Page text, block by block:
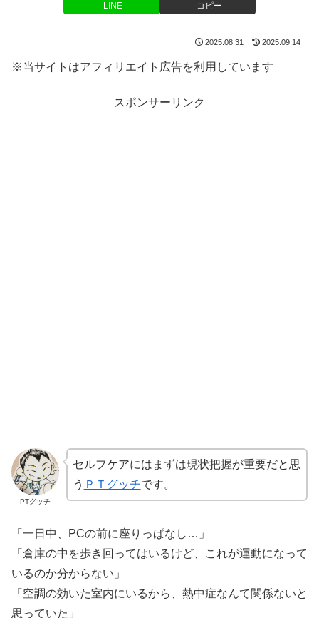
LINE コピー
2025.08.31 2025.09.14
※当サイトはアフィリエイト広告を利用しています
スポンサーリンク
PTグッチ
セルフケアにはまずは現状把握が重要だと思
う ＰＴグッチです。
「一日中、PCの前に座りっぱなし…」
「倉庫の中を歩き回ってはいるけど、これが運動になって
いるのか分からない」
「空調の効いた室内にいるから、熱中症なんて関係ないと
思っていた」